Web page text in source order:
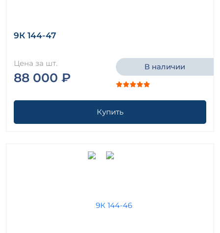
9К 144-47
Цена за шт.
88 000 ₽
В наличии
Купить